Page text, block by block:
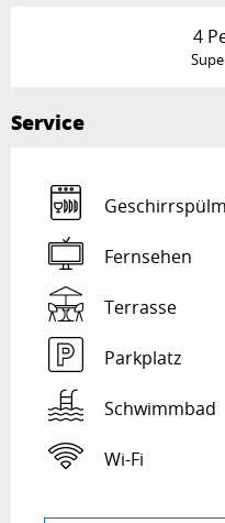
4
Service
Fernsehen
Terrasse
Parkplatz
Schwimmbad
Wi-Fi